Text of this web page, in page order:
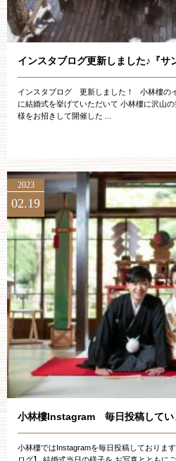
インスタブログ更新しました♪『サ
インスタブログ 更新しました！ 小林樓の
に結婚式を挙げていただいて 小林樓に沢山
様をお招きして開催した ...
2023
02.19
小林樓Instagram 毎日投稿してい
小林樓ではInstagramを毎日投稿しておりま